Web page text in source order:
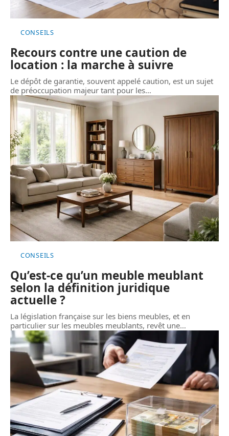
CONSEILS
Recours contre une caution de
location : la marche à suivre
Le dépôt de garantie, souvent appelé caution, est un sujet
de préoccupation majeur tant pour les…
CONSEILS
Qu’est-ce qu’un meuble meublant
selon la définition juridique
actuelle ?
La législation française sur les biens meubles, et en
particulier sur les meubles meublants, revêt une…